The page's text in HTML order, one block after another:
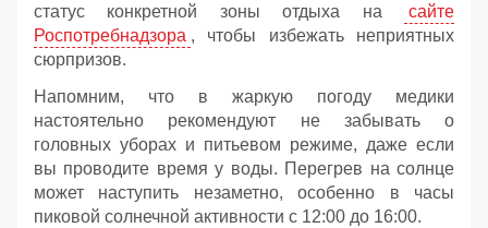
статус конкретной зоны отдыха на
сайте
Роспотребнадзора , чтобы избежать неприятных
сюрпризов.
Напомним, что в жаркую погоду медики
настоятельно рекомендуют не забывать о
головных уборах и питьевом режиме, даже если
вы проводите время у воды. Перегрев на солнце
может наступить незаметно, особенно в часы
пиковой солнечной активности с 12:00 до 16:00.